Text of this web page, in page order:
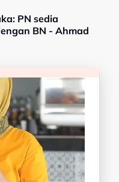
PN sedia
BN - Ahmad